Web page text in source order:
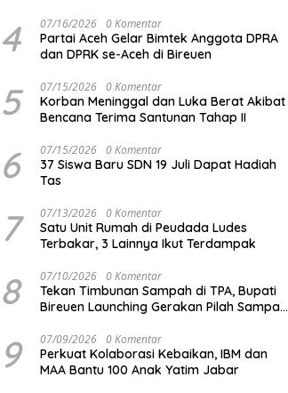
4 07/16/2026 0 Komentar
Partai Aceh Gelar Bimtek Anggota DPRA
dan DPRK se-Aceh di Bireuen
5 07/15/2026 0 Komentar
Korban Meninggal dan Luka Berat Akibat
Bencana Terima Santunan Tahap II
6 07/15/2026 0 Komentar
37 Siswa Baru SDN 19 Juli Dapat Hadiah
Tas
7 07/13/2026 0 Komentar
Satu Unit Rumah di Peudada Ludes
Terbakar, 3 Lainnya Ikut Terdampak
8 07/10/2026 0 Komentar
Tekan Timbunan Sampah di TPA, Bupati
Bireuen Launching Gerakan Pilah Sampah
9 07/09/2026 0 Komentar
Perkuat Kolaborasi Kebaikan, IBM dan
MAA Bantu 100 Anak Yatim Jabar